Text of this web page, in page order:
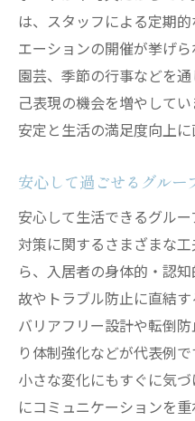
は、スタッフによる定期
エーションの開催が挙げ
園芸、季節の行事などを
己表現の機会を増やして
安定と生活の満足度向上に
安心して過ごせるグルー
安心して生活できるグル
対策に関するさまざまな
ら、入居者の身体的・認
故やトラブル防止に直結す
バリアフリー設計や転倒
り体制強化などが代表例
小さな変化にもすぐに気
にコミュニケーションを